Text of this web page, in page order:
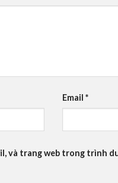
Email*
và trang web trong trình